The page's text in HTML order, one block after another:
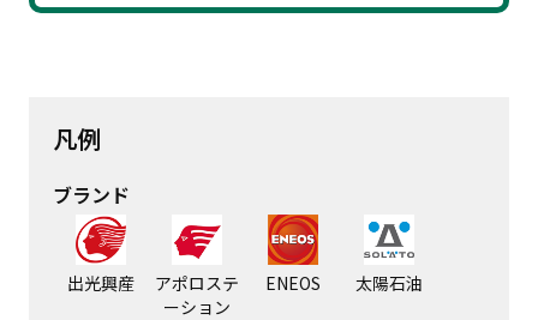
凡例
ブランド
出光興産
アポロステ
ーション
ENEOS 太陽石油